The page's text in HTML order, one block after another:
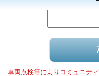
車両点検等によりコミュニテ